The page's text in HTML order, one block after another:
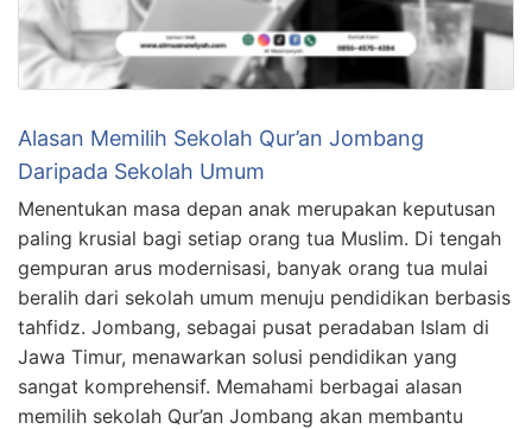
Alasan Memilih Sekolah Qur’an Jombang
Daripada Sekolah Umum
Menentukan masa depan anak merupakan keputusan
paling krusial bagi setiap orang tua Muslim. Di tengah
gempuran arus modernisasi, banyak orang tua mulai
beralih dari sekolah umum menuju pendidikan berbasis
tahfidz. Jombang, sebagai pusat peradaban Islam di
Jawa Timur, menawarkan solusi pendidikan yang
sangat komprehensif. Memahami berbagai alasan
memilih sekolah Qur’an Jombang akan membantu